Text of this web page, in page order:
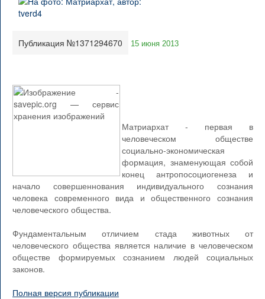
Публикация №1371294670 15 июня 2013
Матриархат - первая в
человеческом обществе
социально-экономическая
формация, знаменующая собой
конец антропосоциогенеза и
начало совершеннования индивидуального сознания
человека современного вида и общественного сознания
человеческого общества.
Фундаментальным отличием стада животных от
человеческого общества является наличие в человеческом
обществе формируемых сознанием людей социальных
законов.
Полная версия публикации